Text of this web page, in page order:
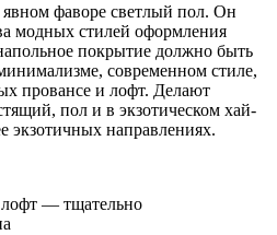
явном фаворе светлый пол. Он
модных стилей оформления
покрытие должно быть
современном стиле,
провансе и лофт. Делают
пол и в экзотическом хай-
экзотичных направлениях.
— тщательно